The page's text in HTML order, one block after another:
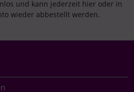
und kann jederzeit hier oder in
wieder abbestellt werden.